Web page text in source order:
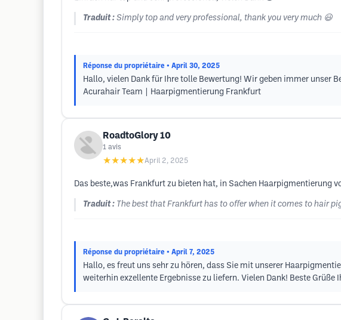
Traduit : Simply top and very professional, thank you very much 😃
Réponse du propriétaire • April 30, 2025
Hallo, vielen Dank für Ihre tolle Bewertung! Wir geben immer unser
Acurahair Team | Haarpigmentierung Frankfurt
RoadtoGlory 10
1 avis
★★★★★April 2, 2025
Das beste,was Frankfurt zu bieten hat, in Sachen Haarpigmentierung
Traduit : The best that Frankfurt has to offer when it comes to hair
Réponse du propriétaire • April 7, 2025
Hallo, es freut uns sehr zu hören, dass Sie mit unserer
weiterhin exzellente Ergebnisse zu liefern. Vielen Dank! Beste